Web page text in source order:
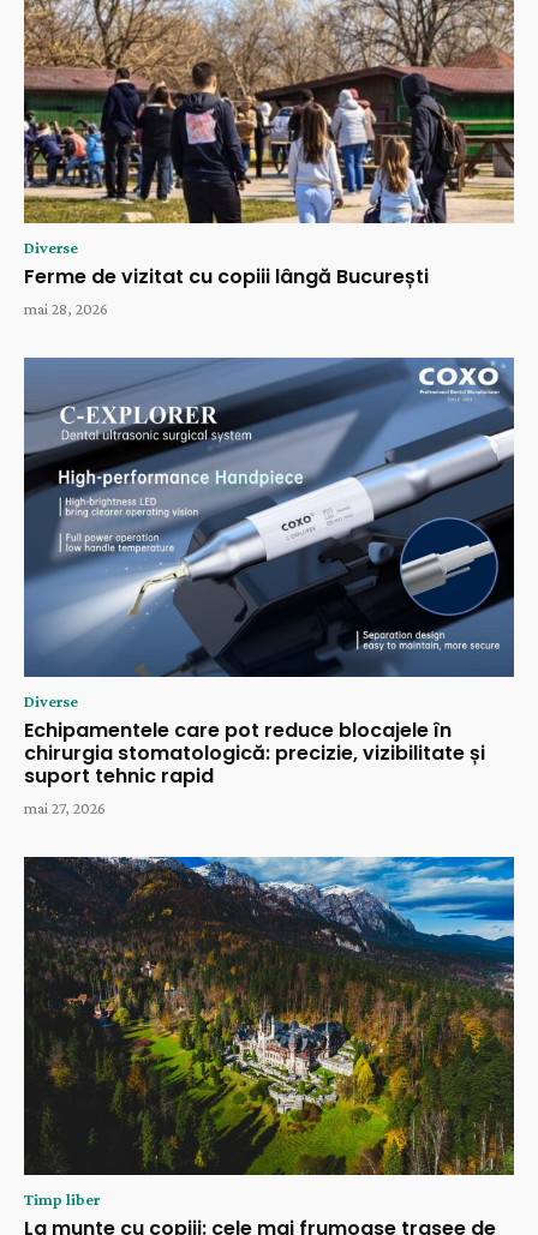
Diverse
Ferme de vizitat cu copiii lângă București
mai 28, 2026
Diverse
Echipamentele care pot reduce blocajele în
chirurgia stomatologică: precizie, vizibilitate și
suport tehnic rapid
mai 27, 2026
Timp liber
La munte cu copiii: cele mai frumoase trasee de